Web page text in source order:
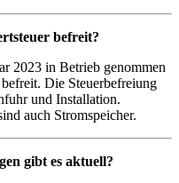
befreit?
2023 in Betrieb genommen
Die Steuerbefreiung
und Installation.
auch Stromspeicher.
gibt es aktuell?